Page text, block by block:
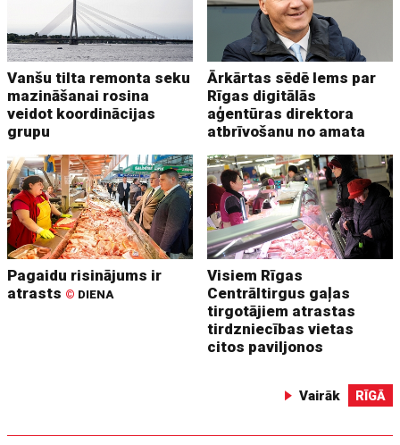
Vanšu tilta remonta seku
mazināšanai rosina
veidot koordinācijas
grupu
Ārkārtas sēdē lems par
Rīgas digitālās
aģentūras direktora
atbrīvošanu no amata
Pagaidu risinājums ir
atrasts © DIENA
Visiem Rīgas
Centrāltirgus gaļas
tirgotājiem atrastas
tirdzniecības vietas
citos paviljonos
Vairāk RĪGĀ